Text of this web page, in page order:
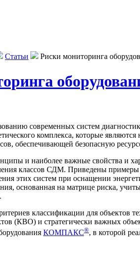
Статьи Риски мониторинга
современных систем
комплекса, которые
обеспечивающей безопасную
и наиболее важные свойства и
классов СДМ. Приведены примеры
этих систем при оснащении
основанная на матрице риска,
классификации для объектов
(КВО) и стратегически важных
КОМПАКС®, в которой